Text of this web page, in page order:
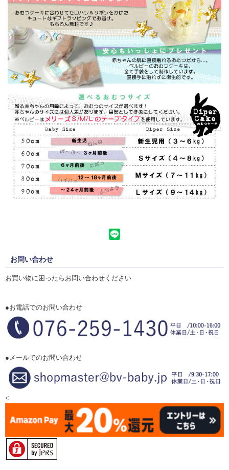
お問い合わせ
お買い物に困ったらお問い合わせください
●お電話でのお問い合わせ
●メールでのお問い合わせ
<